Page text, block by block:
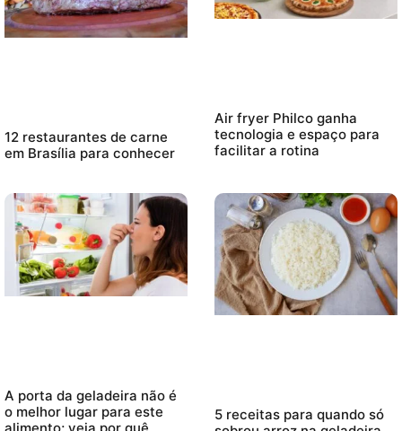
12 restaurantes de carne
em Brasília para conhecer
Air fryer Philco ganha
tecnologia e espaço para
facilitar a rotina
A porta da geladeira não é
o melhor lugar para este
5 receitas para quando só